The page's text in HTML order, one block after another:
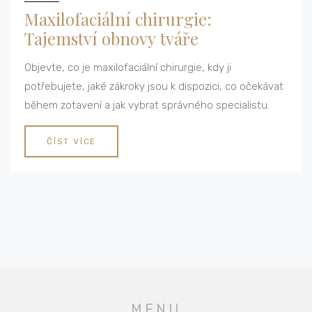
Maxilofaciální chirurgie:
Tajemství obnovy tváře
Objevte, co je maxilofaciální chirurgie, kdy ji
potřebujete, jaké zákroky jsou k dispozici, co očekávat
během zotavení a jak vybrat správného specialistu.
ČÍST VÍCE